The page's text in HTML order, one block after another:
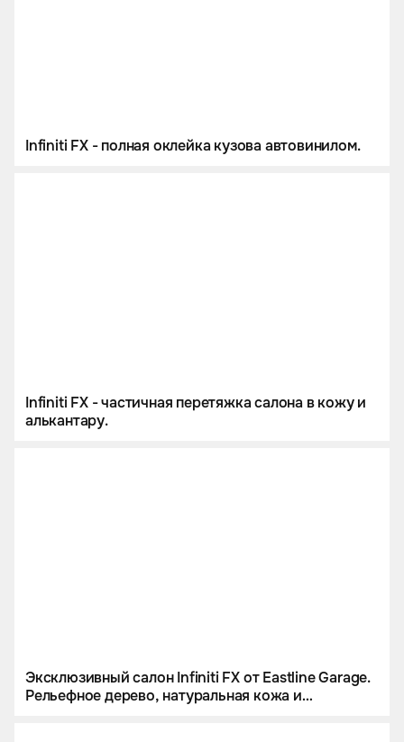
Infiniti FX - полная оклейка кузова автовинилом.
Infiniti FX - частичная перетяжка салона в кожу и
алькантару.
Эксклюзивный салон Infiniti FX от Eastline Garage.
Рельефное дерево, натуральная кожа и